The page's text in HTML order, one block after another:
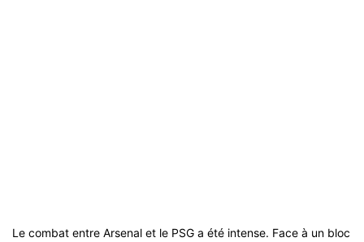
Le combat entre Arsenal et le PSG a été intense. Face à un bloc